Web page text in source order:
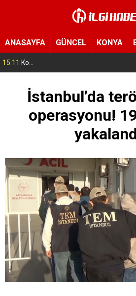
ANASAYFA GÜNCEL KONYA
15:11 Konya’da zabıta ve polis sahada! Toplu taşıma
İstanbul’da
operasyonu!